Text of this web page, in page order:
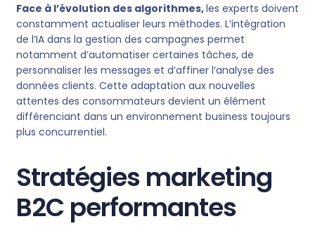
Face à l’évolution des algorithmes,les experts doivent
constamment actualiser leurs méthodes. L’intégration
de l’IA dans la gestion des campagnes permet
notamment d’automatiser certaines tâches, de
personnaliser les messages et d’affiner l’analyse des
données clients. Cette adaptation aux nouvelles
attentes des consommateurs devient un élément
différenciant dans un environnement business toujours
plus concurrentiel.
Stratégies marketing
B2C performantes